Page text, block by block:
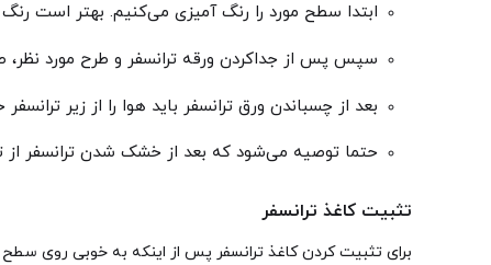
ابتدا سطح مورد را رنگ آمیزی می‌کنیم. بهتر است
سپس پس از جداکردن ورقه ترانسفر و طرح مورد نظر،
بعد از چسباندن ورق ترانسفر باید هوا را از زیر
حتما توصیه می‌شود که بعد از خشک شدن ترانسفر از
تثبیت کاغذ ترانسفر
برای تثبیت کردن کاغذ ترانسفر پس از اینکه به خوبی روی